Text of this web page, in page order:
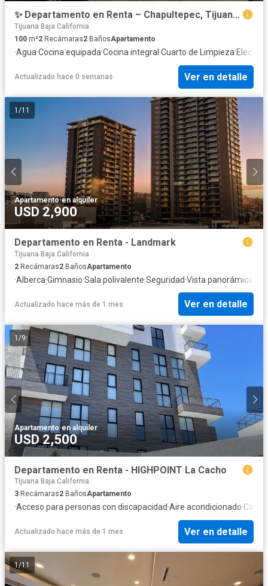
✨ Departamento en Renta – Chapultepec, Tijuana ✨
Tijuana Baja California
100 m²2 Recámaras2 BañosApartamento
·Agua·Cocina equipada·Cocina integral ·Cuarto de Limpieza·
Actualizado hace 0 semanas Ver en detalle
1 /11
Apartamento·en alquiler
USD 2,900
Departamento en Renta - Landmark
Tijuana Baja California
2 Recámaras2 BañosApartamento
·Alberca·Gimnasio·Sala polivalente·Seguridad·Vista panorámica
Actualizado hace más de 1 mes Ver en detalle
1 /9
Apartamento·en alquiler
USD 2,500
Departamento en Renta - HIGHPOINT La Cacho
Tijuana Baja California
3 Recámaras2 BañosApartamento
·Acceso para personas con discapacidad·Aire acondicionado·
Actualizado hace más de 1 mes Ver en detalle
1/11